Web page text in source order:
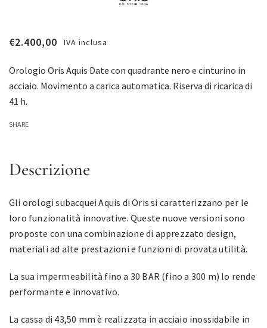
€2.400,00 IVA inclusa
Orologio Oris Aquis Date con quadrante nero e cinturino in
acciaio. Movimento a carica automatica. Riserva di ricarica di
41 h.
SHARE
Descrizione
Gli orologi subacquei Aquis di Oris si caratterizzano per le
loro funzionalità innovative. Queste nuove versioni sono
proposte con una combinazione di apprezzato design,
materiali ad alte prestazioni e funzioni di provata utilità.
La sua impermeabilità fino a 30 BAR (fino a 300 m) lo rende
performante e innovativo.
La cassa di 43,50 mm è realizzata in acciaio inossidabile in